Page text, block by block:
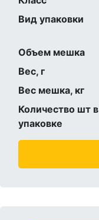
Вид упаковки
Объем мешка
Вес, г
Вес мешка, кг
Количество шт в
упаковке